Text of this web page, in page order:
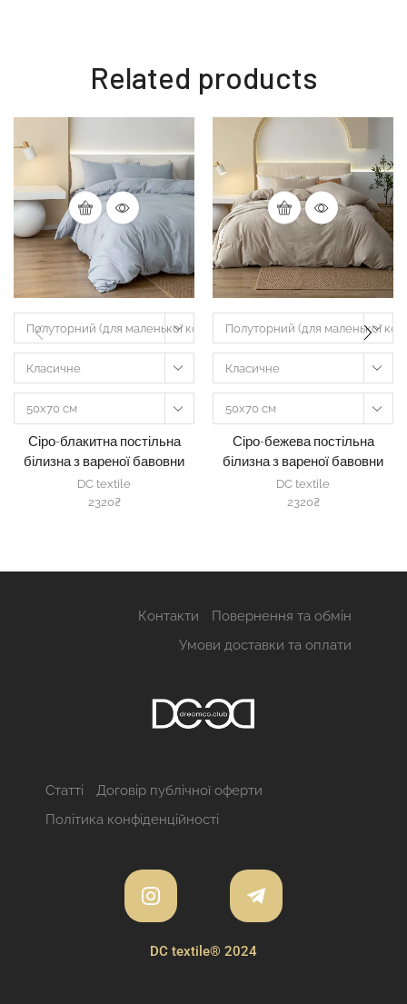
Related products
Полуторний (для маленької ковдри шириною 135-160 см)
Класичне
50х70 см
Сіро-блакитна постільна
білизна з вареної бавовни
(washed cotton) (#62)
DC textile
2320₴
Полуторний (для маленької
Класичне
50х70 см
Сіро-бежева постільна
білизна з вареної бавовни
(washed cotton) (#7)
DC textile
2320₴
Контакти
Повернення та обмін
Умови доставки та оплати
Статті
Договір публічної оферти
Політика конфіденційності
DC textile® 2024